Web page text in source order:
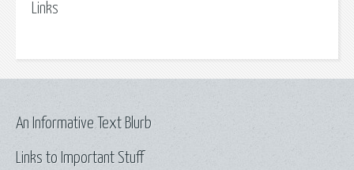
Links
Links to Important Stuff
An Informative Text Blurb